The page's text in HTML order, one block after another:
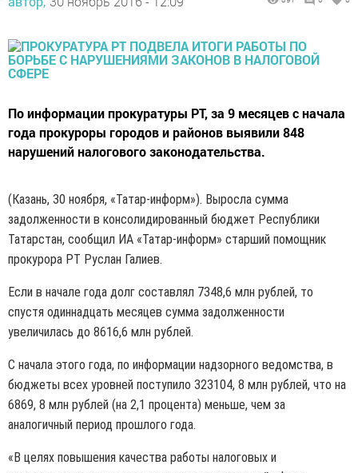
По информации прокуратуры РТ, за 9 месяцев с начала
года прокуроры городов и районов выявили 848
нарушений налогового законодательства.
(Казань, 30 ноября, «Татар-информ»). Выросла сумма
задолженности в консолидированный бюджет Республики
Татарстан, сообщил ИА «Татар-информ» старший помощник
прокурора РТ Руслан Галиев.
Если в начале года долг составлял 7348,6 млн рублей, то
спустя одиннадцать месяцев сумма задолженности
увеличилась до 8616,6 млн рублей.
С начала этого года, по информации надзорного ведомства, в
бюджеты всех уровней поступило 323104, 8 млн рублей, что на
6869, 8 млн рублей (на 2,1 процента) меньше, чем за
аналогичный период прошлого года.
«В целях повышения качества работы налоговых и